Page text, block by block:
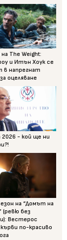
The Weight:
и Итън Хоук се
в напрегнат
оцеляване
- кой ще ни
на “Домът на
(ревю без
Вестерос
по-красиво